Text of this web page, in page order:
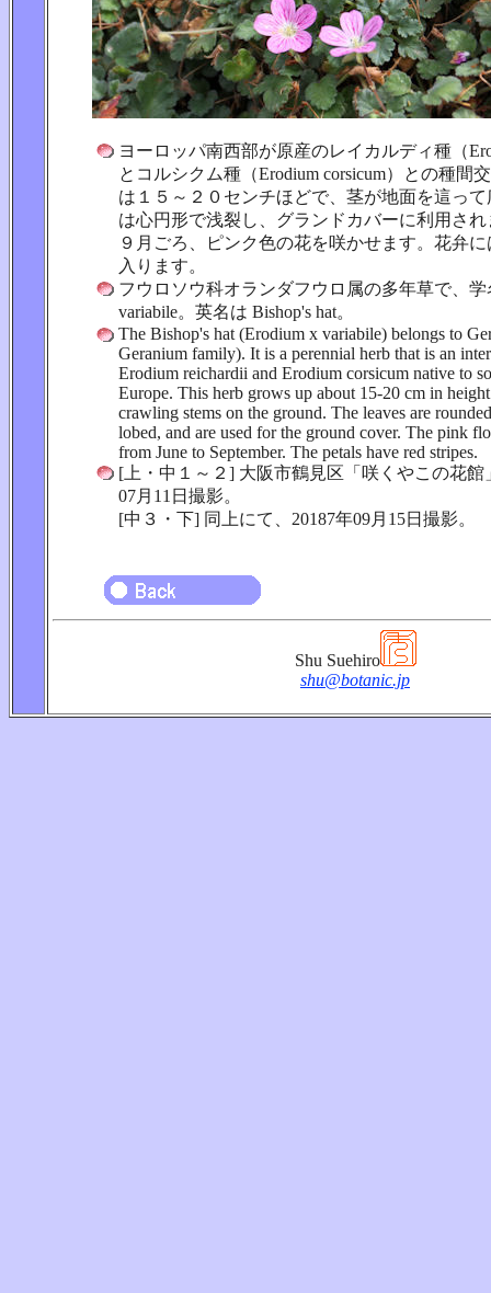
ヨーロッパ南西部が原産のレイカルディ種（
とコルシクム種（Erodium corsicum）との種間
は１５～２０センチほどで、茎が地面を這っ
は心円形で浅裂し、グランドカバーに利用さ
９月ごろ、ピンク色の花を咲かせます。花弁
入ります。
フウロソウ科オランダフウロ属の多年草で、学
variabile。英名は Bishop's hat。
The Bishop's hat (Erodium x variabile) belongs to
Geranium family). It is a perennial herb that is an
Erodium reichardii and Erodium corsicum native to
Europe. This herb grows up about 15-20 cm in
crawling stems on the ground. The leaves are
lobed, and are used for the ground cover. The pink
from June to September. The petals have red stripes.
[上・中１～２] 大阪市鶴見区「咲くやこの花館
07月11日撮影。
[中３・下] 同上にて、20187年09月15日撮影。
Shu Suehiro
shu@botanic.jp